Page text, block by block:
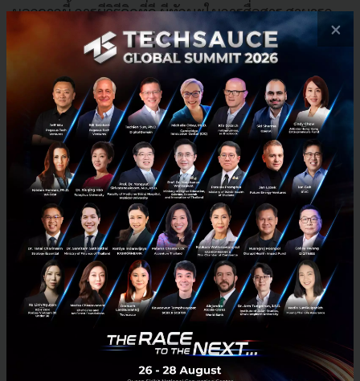
นอกจากนี้ การมีวิธีคิดที่ดี มีทักษะในการสื่อสาร สามารถ
เล่าเรื่องได้ดีจะทำให้ทั้งการทำงานภายในและการ
ประสานกับหน่วยงานอื่นได้อย่างคมชัดตรงประเด็น
สุดท้ายทำให้เราสามารถแก้ปัญหาให้กับลูกค้าได้ตรง
โจทย์”
ทั้งนี้ ttb spark เปิดโอกาสให้คนรุ่นใหม่ รวมถึงน้อง ๆ จาก
มหาวิทยาลัยที่มีความสนใจสายงาน FinTech เข้ามาเป็น
ส่วนหนึ่งของธนาคารในการร่วมพัฒนา สร้างสรรค์ และขับ
เคลื่อนนวัตกรรม ตอกย้ำความมุ่งมั่นในการสร้างการ
เปลี่ยนแปลงที่มีความหมายให้กับชีวิตลูกค้าอย่างแท้จริง
เพื่อให้ชีวิตทางการเงินของคนไทยดีขึ้นทั้งวันนี้ และ
อนาคต โดยสามารถเข้ามาดูรายละเอียดเพิ่มเติมได้ที่
https://www.ttbspark.comและ LinkedIn : ttbspark
ttb spark ทีเอ็มบีธนชาต
×